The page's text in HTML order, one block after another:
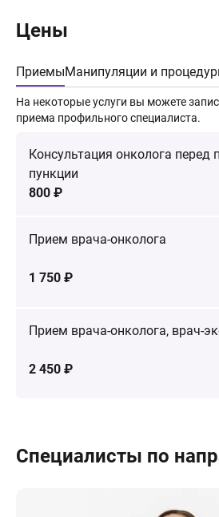
Цены
ПриемыМанипуляции и
На некоторые услуги вы можете
приема профильного специалиста.
Консультация онколога перед
пункции
800 ₽
Прием врача-онколога
1 750 ₽
Прием врача-онколога, врач-
2 450 ₽
Специалисты по